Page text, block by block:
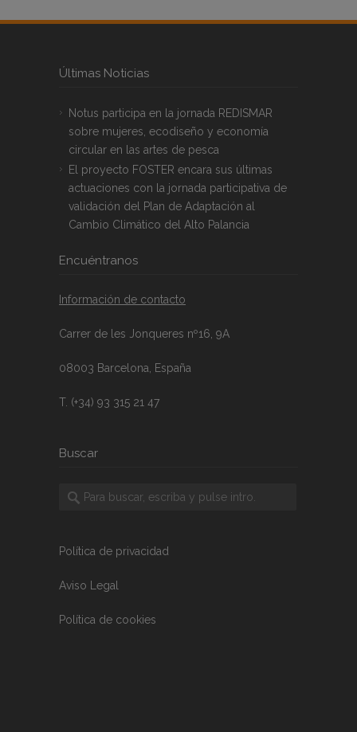
Últimas Noticias
Notus participa en la jornada REDISMAR
sobre mujeres, ecodiseño y economía
circular en las artes de pesca
El proyecto FOSTER encara sus últimas
actuaciones con la jornada participativa de
validación del Plan de Adaptación al
Cambio Climático del Alto Palancia
Encuéntranos
Información de contacto
Carrer de les Jonqueres nº16, 9A
08003 Barcelona, España
T. (+34) 93 315 21 47
Buscar
Política de privacidad
Aviso Legal
Política de cookies